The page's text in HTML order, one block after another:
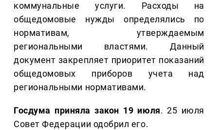
коммунальные услуги. Расходы на
общедомовые нужды определялись по
нормативам, утверждаемым
региональными властями. Данный
документ закрепляет приоритет показаний
общедомовых приборов учета над
региональными нормативами.
Госдума приняла закон 19 июля. 25 июля
Совет Федерации одобрил его.